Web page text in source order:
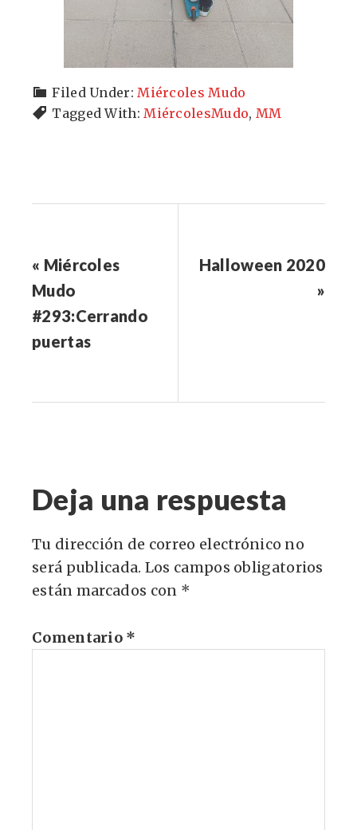
Filed Under:Miércoles Mudo
Tagged With:MiércolesMudo, MM
« Miércoles
Mudo
#293:Cerrando
puertas
Halloween 2020
»
Deja una respuesta
Tu dirección de correo electrónico no
será publicada. Los campos obligatorios
están marcados con *
Comentario *